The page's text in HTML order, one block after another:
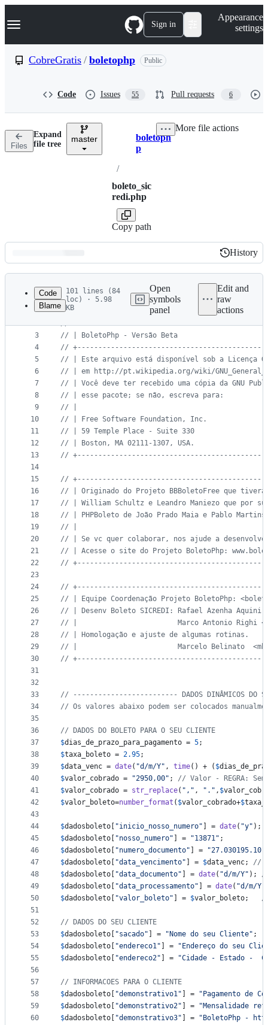
k
p
n
Navigation Menu Sign in
Appearance
settings
CobreGratis / boletophp Public
Code Issues 55 Pull requests 6
Files
Expand
file tree
master Breadcrumbs
boletoph
p
/
boleto_sic
redi.php
Copy path
More file actions
Latest
commit
History
History
metadata
controls
Code
Blame
101 lines (84
loc) · 5.98
KB
Open
symbols
panel
Edit and
raw
actions
1
2
3
4
5
6
7
8
9
10
11
12
13
14
15
16
17
18
19
20
21
22
23
24
25
26
27
28
29
30
31
32
33
34
35
36
37
38
39
40
41
42
43
44
45
46
47
48
49
50
51
52
53
54
55
56
57
58
59
60
<?php
//
// | BoletoPhp - Versão Beta
//
// | Este arquivo está disponível sob a Licença
// | em http://pt.wikipedia.org/wiki/
// | Você deve ter recebido uma cópia da GNU
// | esse pacote; se não, escreva para:
// |
// | Free Software Foundation, Inc.
// | 59 Temple Place - Suite 330
// | Boston, MA 02111-1307, USA.
//
//
// | Originado do Projeto BBBoletoFree que
// | Se vc quer colaborar, nos ajude a
// | Acesse o site do Projeto BoletoPhp:
//
//
// | Equipe Coordenação Projeto BoletoPhp:
// | Desenv Boleto SICREDI: Rafael Azenha
// |                        Marco Antonio Righi
//
// ------------------------- DADOS DINÂMICOS DO
// DADOS DO BOLETO PARA O SEU CLIENTE
$dias_de_prazo_para_pagamento = 5;
$taxa_boleto = 2.95;
$data_venc = date( "d/m/Y" , time() + ( $
$valor_cobrado = "2950,00" ; // Valor - REGRA:
$valor_cobrado = str_replace( " , " , " . " , $
$valor_boleto=number_format ( $valor_cobrado+$
$dadosboleto "inicio_nosso_numero" ] = date( "y"
$dadosboleto "nosso_numero" ] = "13871"
$dadosboleto "numero_documento" ] = "27.030195.10
$dadosboleto "data_vencimento" ] = $data_venc; //
$dadosboleto "data_documento" ] = date( "d/m/Y" );
$dadosboleto "data_processamento" ] = date( "d/m/Y
$dadosboleto "valor_boleto" ] = $valor_boleto
// DADOS DO SEU CLIENTE
$dadosboleto "sacado" ] = " Nome do seu Cliente" ;
$dadosboleto "endereco1" ] = " Endereço do seu
$dadosboleto "endereco2" ] = "Cidade - Estado -
// INFORMACOES PARA O CLIENTE
$dadosboleto "demonstrativo1" ] = " Pagamento de
$dadosboleto "demonstrativo2" ] = "Mensalidade
$dadosboleto "demonstrativo3" ] = " BoletoPhp -